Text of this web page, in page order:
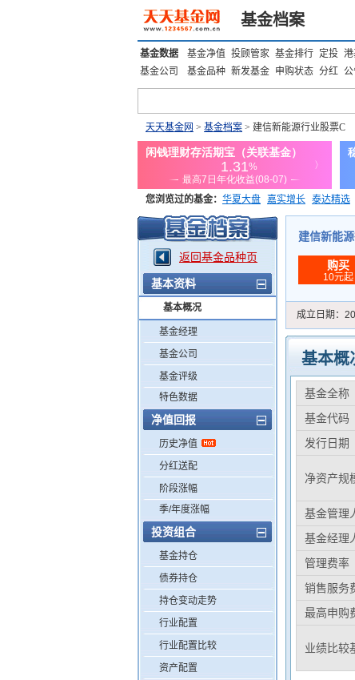
基金档案
基金数据 基金净值 投顾管家 基金排行 定投
基金公司
基金品种 新发基金 申购状态 分红
天天基金网 > 基金档案 > 建信新能源行业股票C
您浏览过的基金： 华夏大盘 嘉实增长 泰达精选
添富优势 华安宏利 上证180价值ETF
返回基金品种页
基本资料
基本概况
基金经理
基金公司
基金评级
特色数据
净值回报
历史净值
分红送配
阶段涨幅
季/年度涨幅
投资组合
基金持仓
债券持仓
持仓变动走势
行业配置
行业配置比较
资产配置
建信新能
购买
10元起
成立日期：
基本概
基金全称
基金代码
发行日期
净资产规
基金管理
基金经理
管理费率
销售服务
最高申购
业绩比较